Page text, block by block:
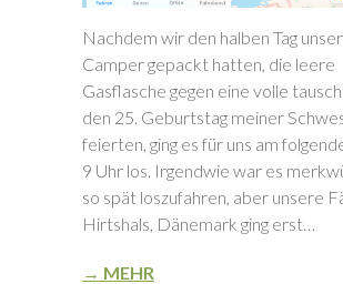
Nachdem wir den halben Tag
Camper gepackt hatten, die leere
Gasflasche gegen eine volle
den 25. Geburtstag meiner
feierten, ging es für uns am
9 Uhr los. Irgendwie war es
so spät loszufahren, aber unsere
Hirtshals, Dänemark ging erst…
→ MEHR